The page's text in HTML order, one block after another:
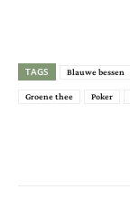
TAGS Blauwe bessen
Groene thee Poker